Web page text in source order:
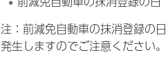
注：前減免自動車の抹消登録の
発生しますのでご注意ください。